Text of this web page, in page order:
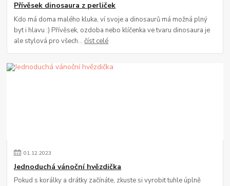
Přívěsek dinosaura z perliček
Kdo má doma malého kluka, ví svoje a dinosaurů má možná plný
byt i hlavu :) Přívěsek, ozdoba nebo klíčenka ve tvaru dinosaura je
ale stylová pro všech...číst celé
01.12.2023
Jednoduchá vánoční hvězdička
Pokud s korálky a drátky začínáte, zkuste si vyrobit tuhle úplně